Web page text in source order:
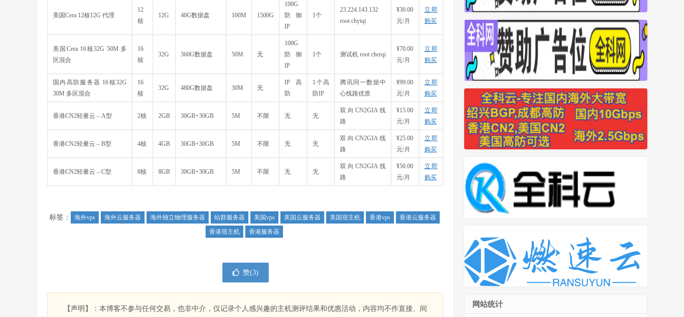
美国Cera 12核12G 代理
12
核
12G 40G数据盘 100M 1500G
100G
防御
IP
1个
23.224.143.132
root chyiqi
¥30.00
元/月
立即
购买
美国Cera 16核32G 50M 多
区混合
16
核
32G 360G数据盘 50M 无
100G
防御
IP
1个 测试机 root cherqi
¥70.00
元/月
立即
购买
国内高防服务器 16核32G
30M 多区混合
16
核
32G 480G数据盘 30M 无
IP高
防
1个高
防IP
腾讯同一数据中
心线路优质
¥99.00
元/月
立即
购买
香港CN2轻量云 – A型 2核 2GB 30GB+30GB 5M 不限 无 无
双向CN2GIA线
路
¥15.00
元/月
立即
购买
香港CN2轻量云 – B型 4核 4GB 30GB+30GB 5M 不限 无 无
双向CN2GIA线
路
¥25.00
元/月
立即
购买
香港CN2轻量云 – C型 8核 8GB 30GB+30GB 5M 不限 无 无
双向CN2GIA线
路
¥50.00
元/月
立即
购买
标签： 海外vps 海外云服务器 海外独立物理服务器 站群服务器 美国vps 美国云服务器 美国宿主机 香港vps
香港云服务器
香港宿主机
香港服务器
赞(3)
【声明】：本博客不参与任何交易，也非中介，仅记录个人感兴趣的主机测评结果和优惠活动，内容均不作直接、间
网站统计